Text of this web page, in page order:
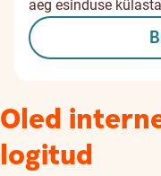
aeg esinduse
Oled
logitud